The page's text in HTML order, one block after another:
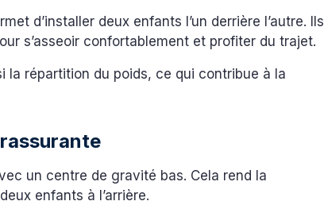
d’installer deux enfants l’un derrière l’autre. Ils
s’asseoir confortablement et profiter du trajet.
la répartition du poids, ce qui contribue à la
un centre de gravité bas. Cela rend la
enfants à l’arrière.